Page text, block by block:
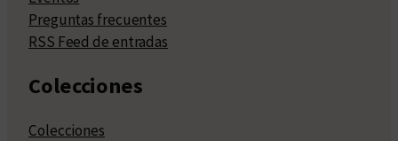
Preguntas frecuentes
RSS Feed de entradas
Colecciones
Colecciones